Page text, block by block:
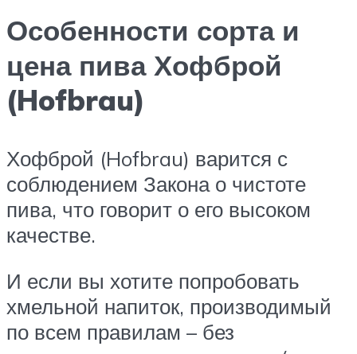
Особенности сорта и
цена пива Хофброй
(Hofbrau)
Хофброй (Hofbrau) варится с
соблюдением Закона о чистоте
пива, что говорит о его высоком
качестве.
И если вы хотите попробовать
хмельной напиток, производимый
по всем правилам – без